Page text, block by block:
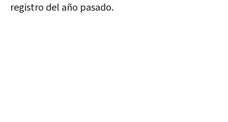
registro del año pasado.